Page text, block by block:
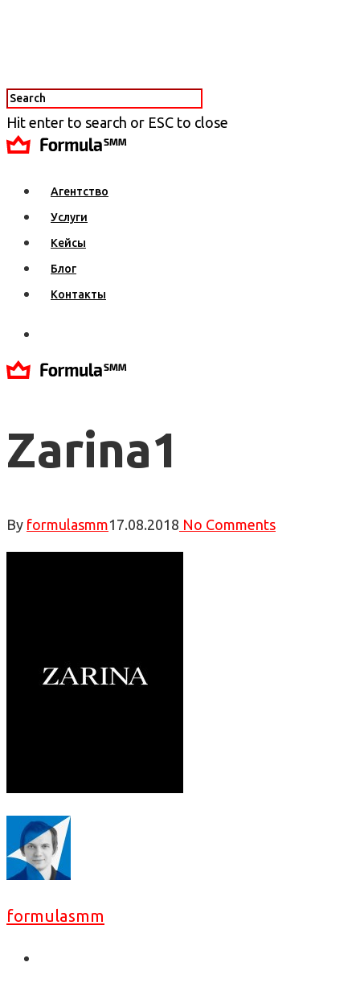
Hit enter to search or ESC to close
Агентство
Услуги
Кейсы
Блог
Контакты
Zarina1
By formulasmm17.08.2018 No Comments
formulasmm